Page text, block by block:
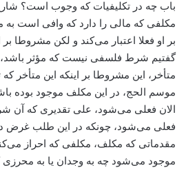
باب چه در تکلیفیات که وجوب است؟ شارع
مکلفی که مالی را دارد که وافی است
بر او فعلا اعتبار می‌‌کند و لکن مشروطا
گفتیم ‌شرط فلسفی نیست که مؤثر
متأخر، این مشروطا بر اینکه این متأخر
موسم الحج، ‌در این مکلف موجود بوده
الان فعلی می‌‌شود، علی تقدیری که
فعلی می‌‌شود، چونکه در این طلب غرض
مقدماتی که مکلف، ‌مکلفی که احراز
موجود می‌‌شود چه به وجدان یا به